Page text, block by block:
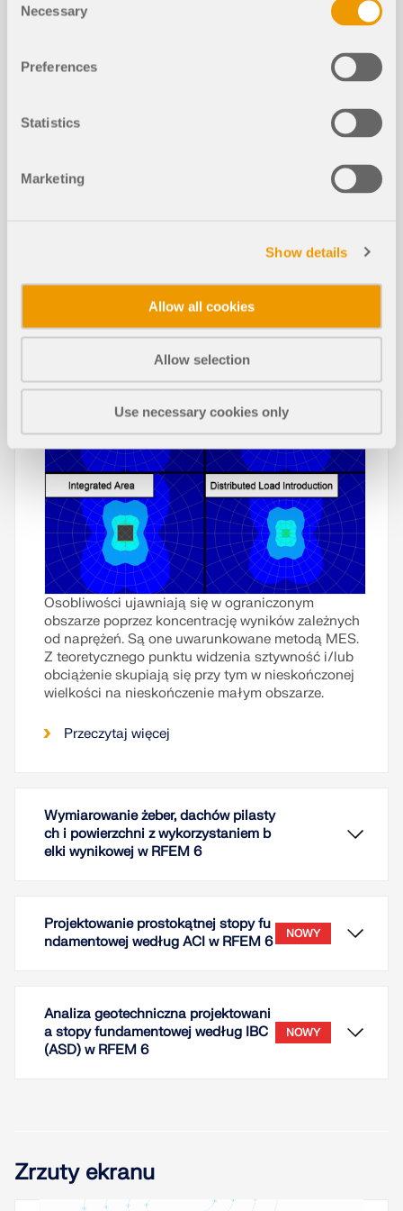
Selection
Necessary
Preferences
Statistics
Marketing
Show details
Allow all cookies
Allow selection
Use necessary cookies only
59x
Artykuły w Bazie informacji
Osobliwości przy wymiarowaniu pow
ierzchni żelbetowych
Osobliwości ujawniają się w ograniczonym
obszarze poprzez koncentrację wyników zależnych
od naprężeń. Są one uwarunkowane metodą MES.
Z teoretycznego punktu widzenia sztywność i/lub
obciążenie skupiają się przy tym w nieskończonej
wielkości na nieskończenie małym obszarze.
Przeczytaj więcej
Wymiarowanie żeber, dachów pilasty
ch i powierzchni z wykorzystaniem b
elki wynikowej w RFEM 6
powierzchniowy, ale wymiarowanie komponentu
nadal odbywa się na modelu prętowym, można
skorzystać z belki wynikowej.
Projektowanie prostokątnej stopy fu
ndamentowej według ACI w RFEM 6
NOWY
Analiza geotechniczna projektowani
a stopy fundamentowej według IBC
(ASD) w RFEM 6
NOWY
Zrzuty ekranu